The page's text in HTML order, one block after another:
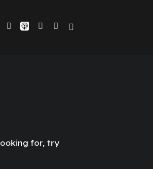
for, try